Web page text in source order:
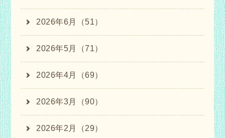
2026年6月（51）
2026年5月（71）
2026年4月（69）
2026年3月（90）
2026年2月（29）